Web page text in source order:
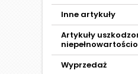
Inne artykuły
Artykuły
Wyprzedaż